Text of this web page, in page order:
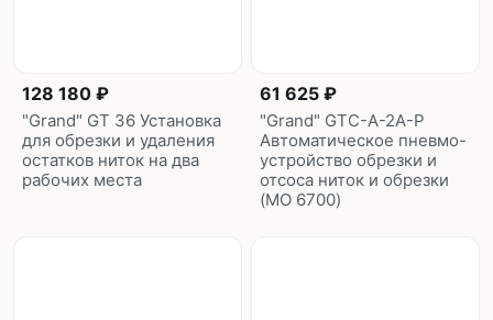
128 180 ₽
"Grand" GT 36 Установка
для обрезки и удаления
остатков ниток на два
рабочих места
61 625 ₽
"Grand" GTC-A-2A-P
Автоматическое пневмо-
устройство обрезки и
отсоса ниток и обрезки
(MO 6700)